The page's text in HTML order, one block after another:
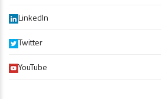
LinkedIn
Twitter
YouTube